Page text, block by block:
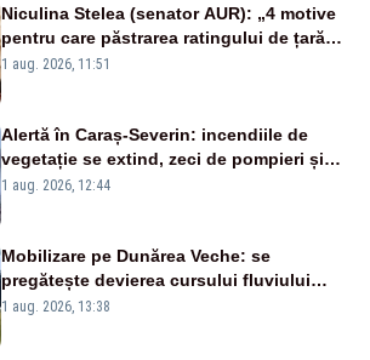
Niculina Stelea (senator AUR): „4 motive
pentru care păstrarea ratingului de țară
nu este o reușită pentru Guvernul
1 aug. 2026, 11:51
Alertă în Caraș-Severin: incendiile de
vegetație se extind, zeci de pompieri și
silvicultori se luptă cu flăcările - VIDEO
1 aug. 2026, 12:44
Mobilizare pe Dunărea Veche: se
pregătește devierea cursului fluviului
către Cernavodă – VIDEO
1 aug. 2026, 13:38